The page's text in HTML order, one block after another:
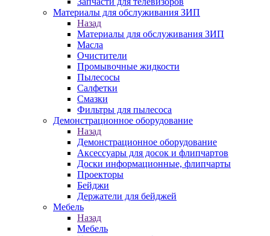
Материалы для обслуживания ЗИП
Назад
Материалы для обслуживания ЗИП
Масла
Очистители
Промывочные жидкости
Пылесосы
Салфетки
Смазки
Фильтры для пылесоса
Демонстрационное оборудование
Назад
Демонстрационное оборудование
Аксессуары для досок и флипчартов
Доски информационные, флипчарты
Проекторы
Бейджи
Держатели для бейджей
Мебель
Назад
Мебель